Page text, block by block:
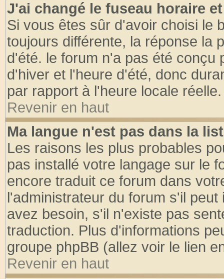
J'ai changé le fuseau horaire
Si vous êtes sûr d'avoir choisi le
toujours différente, la réponse la
d'été. le forum n'a pas été conçu
d'hiver et l'heure d'été, donc
par rapport à l'heure locale réelle.
Revenir en haut
Ma langue n'est pas dans la
Les raisons les plus probables
pas installé votre langage sur le
encore traduit ce forum dans
l'administrateur du forum s'il
avez besoin, s'il n'existe pas
traduction. Plus d'informations
groupe phpBB (allez voir le lien
Revenir en haut